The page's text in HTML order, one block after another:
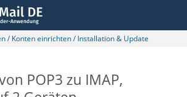
/ Konten einrichten / Installation & Update
POP3 zu IMAP,